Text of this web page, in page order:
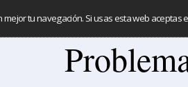
mejor tu navegación. Si usas esta web aceptas